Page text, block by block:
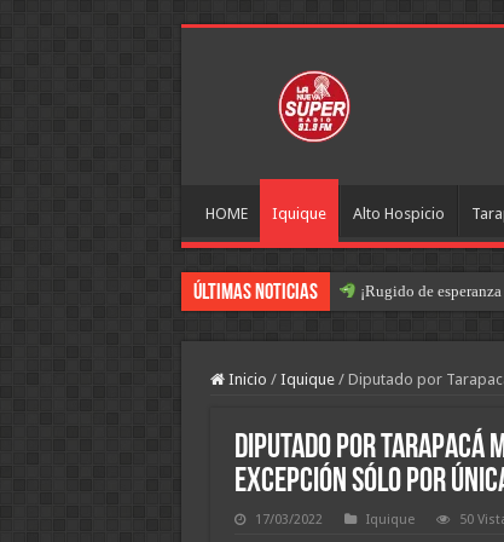
HOME Iquique Alto Hospicio
Últimas Noticias ¡Rugido de
Inicio / Iquique / Diputado por
Diputado por Tarapacá
Excepción sólo por
17/03/2022 Iquique 50